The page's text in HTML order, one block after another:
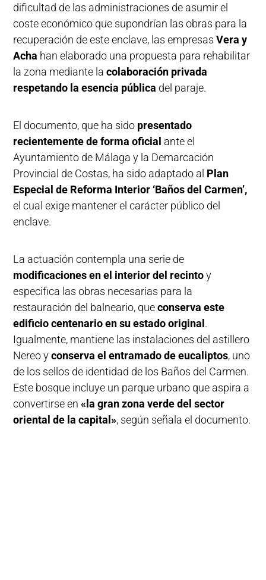
dificultad de las administraciones de asumir el
coste económico que supondrían las obras para la
recuperación de este enclave, las empresasVera y
Acha han elaborado una propuesta para rehabilitar
la zona mediante lacolaboración privada
respetando la esencia pública del paraje.
El documento, que ha sido presentado
recientemente de forma oficial ante el
Ayuntamiento de Málaga y la Demarcación
Provincial de Costas, ha sido adaptado al Plan
Especial de Reforma Interior ‘Baños del Carmen’,
el cual exige mantener el carácter público del
enclave.
La actuación contempla una serie de
modificaciones en el interior del recintoy
especifica las obras necesarias para la
restauración del balneario, queconserva este
edificio centenario en su estado original.
Igualmente, mantiene las instalaciones del astillero
Nereo yconserva el entramado de eucaliptos, uno
de los sellos de identidad de los Baños del Carmen.
Este bosque incluye un parque urbano que aspira a
convertirse en«la gran zona verde del sector
oriental de la capital», según señala el documento.